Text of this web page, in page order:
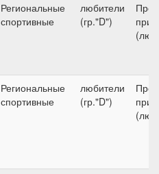
Региональные
спортивные
любители
(гр."D")
Региональные
спортивные
любители
(гр."D")